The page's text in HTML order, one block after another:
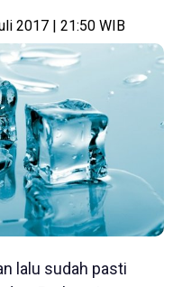
2017 | 21:50 WIB
lalu sudah pasti